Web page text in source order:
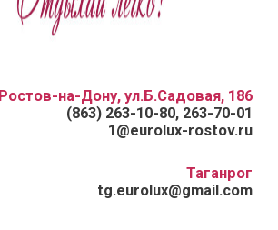
Ростов-на-Дону, ул.Б.Садовая, 186
(863) 263-10-80, 263-70-01
1@eurolux-rostov.ru
Таганрог
tg.eurolux@gmail.com